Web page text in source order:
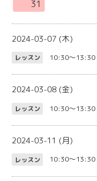
31
2024-03-07 (木)
レッスン 10:30～13:30
2024-03-08 (金)
レッスン 10:30～13:30
2024-03-11 (月)
レッスン 10:30～13:30